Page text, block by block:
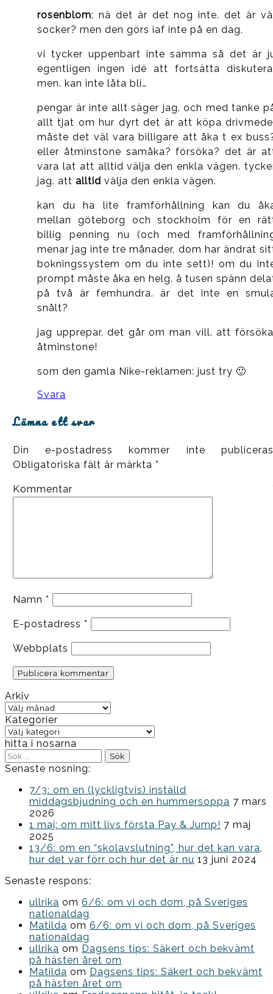
rosenblom: nä det är det nog inte. det är
socker? men den görs iaf inte på en dag.
vi tycker uppenbart inte samma så det är
egentligen ingen idé att fortsätta
men. kan inte låta bli…
pengar är inte allt säger jag. och med tanke
allt tjat om hur dyrt det är att köpa
måste det väl vara billigare att åka t ex
eller åtminstone samåka? försöka? det är
vara lat att alltid välja den enkla vägen.
jag. att alltid välja den enkla vägen.
kan du ha lite framförhållning kan du
mellan göteborg och stockholm för en
billig penning nu (och med
menar jag inte tre månader, dom har ändrat
bokningssystem om du inte sett)! om du
prompt måste åka en helg. å tusen spänn
på två är femhundra. är det inte en
snålt?
jag upprepar. det går om man vill. att
åtminstone!
som den gamla Nike-reklamen: just try 🙂
Svara
Lämna ett svar
Din e-postadress kommer inte
Obligatoriska fält är märkta *
Kommentar
Namn *
E-postadress *
Webbplats
Arkiv
Arkiv
Kategorier
Kategorier
hitta i nosarna
Sök
efter:
Senaste nosning:
7/3: om en (lyckligtvis) inställd
middagsbjudning och en hummersoppa 7 mars
2026
1 maj: om mitt livs första Pay & Jump! 7 maj
2025
13/6: om en “skolavslutning”, hur det kan vara,
hur det var förr och hur det är nu 13 juni 2024
Senaste respons:
ullrika om 6/6: om vi och dom, på Sveriges
nationaldag
Matilda om 6/6: om vi och dom, på Sveriges
nationaldag
ullrika om Dagsens tips: Säkert och bekvämt
på hästen året om
Matilda om Dagsens tips: Säkert och bekvämt
på hästen året om